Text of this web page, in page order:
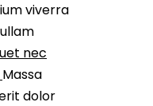
viverra
nec
Massa
dolor